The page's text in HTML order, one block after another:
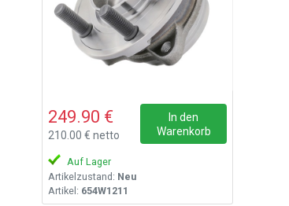
249.90 €
210.00 € netto
In den
Warenkorb
Auf Lager
Artikelzustand: Neu
Artikel: 654W1211